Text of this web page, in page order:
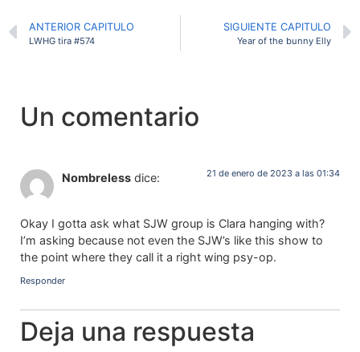
ANTERIOR CAPITULO
LWHG tira #574
SIGUIENTE CAPITULO
Year of the bunny Elly
Un comentario
Nombreless dice: 21 de enero de 2023 a las 01:34
Okay I gotta ask what SJW group is Clara hanging with?
I’m asking because not even the SJW’s like this show to
the point where they call it a right wing psy-op.
Responder
Deja una respuesta